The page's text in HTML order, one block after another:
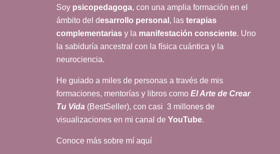
Soy psicopedagoga, con una amplia formación en el
ámbito del desarrollo personal , las terapias
complementarias y la manifestación consciente. Uno
la sabiduría ancestral con la física cuántica y la
neurociencia.
He guiado a miles de personas a través de mis
formaciones, mentorías y libros como El Arte de Crear
Tu Vida (BestSeller), con casi 3 millones de
visualizaciones en mi canal de YouTube.
Conoce más sobre mí aquí